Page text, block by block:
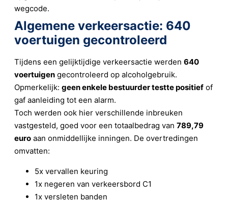
wegcode.
Algemene verkeersactie: 640
voertuigen gecontroleerd
Tijdens een gelijktijdige verkeersactie werden 640
voertuigen gecontroleerd op alcoholgebruik.
Opmerkelijk: geen enkele bestuurder testte positief of
gaf aanleiding tot een alarm.
Toch werden ook hier verschillende inbreuken
vastgesteld, goed voor een totaalbedrag van 789,79
euro aan onmiddellijke inningen. De overtredingen
omvatten:
5x vervallen keuring
1x negeren van verkeersbord C1
1x versleten banden